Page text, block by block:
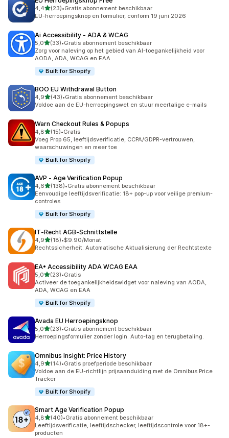
4,4van 5 sterren
(23)
23 recensies in totaal
•Gratis abonnement beschikbaar
EU-herroepingsknop en formulier, conform 19 juni 2026
Ai Accessibility ‑ ADA & WCAG
5,0van 5 sterren
(33)
33 recensies in totaal
•Gratis abonnement beschikbaar
Zorg voor naleving op het gebied van AI-toegankelijkheid voor
AODA, ADA, WCAG en EAA
Built for Shopify
BOO EU Withdrawal Button
4,9van 5 sterren
(43)
43 recensies in totaal
•Gratis abonnement beschikbaar
Voldoe aan de EU-herroepingswet en stuur meertalige e-mails
Warn Checkout Rules & Popups
4,8van 5 sterren
(15)
15 recensies in totaal
•Gratis
Voeg Prop 65, leeftijdsverificatie, CCPA/GDPR-vertrouwen,
waarschuwingen en meer toe
Built for Shopify
AVP ‑ Age Verification Popup
4,6van 5 sterren
(138)
138 recensies in totaal
•Gratis abonnement beschikbaar
Eenvoudige leeftijdsverificatie: 18+ pop-up voor veilige premium-
controles
Built for Shopify
IT‑Recht AGB‑Schnittstelle
4,9van 5 sterren
(18)
18 recensies in totaal
•$9.90/Monat
Rechtssicherheit: Automatische Aktualisierung der Rechtstexte
EA• Accessibility ADA WCAG EAA
5,0van 5 sterren
(23)
23 recensies in totaal
•Gratis
Activeer de toegankelijkheidswidget voor naleving van AODA,
ADA, WCAG en EAA
Built for Shopify
Avada EU Herroepingsknop
5,0van 5 sterren
(23)
23 recensies in totaal
•Gratis abonnement beschikbaar
Herroepingsformulier zonder login. Auto-tag en terugbetaling.
Omnibus Insight: Price History
4,9van 5 sterren
(14)
14 recensies in totaal
•Gratis proefperiode beschikbaar
Voldoe aan de EU-richtlijn prijsaanduiding met de Omnibus Price
Tracker
Built for Shopify
Smart Age Verification Popup
4,8van 5 sterren
(40)
40 recensies in totaal
•Gratis abonnement beschikbaar
Leeftijdsverificatie, leeftijdschecker, leeftijdscontrole voor 18+-
producten